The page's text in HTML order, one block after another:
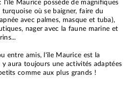
l'île Maurice possède de magnifiques
turquoise où se baigner, faire du
avec palmes, masque et tuba),
nager avec la faune marine et
entre amis, l'île Maurice est la
aura toujours une activités adaptées
comme aux plus grands !